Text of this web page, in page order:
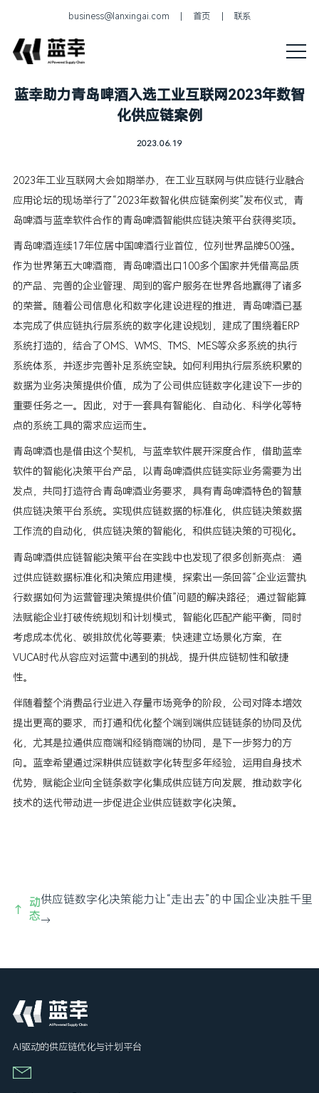
business@lanxingai.com 首页 联系
蓝幸助力青岛啤酒入选工业互联网2023年数智
化供应链案例
2023.06.19
2023年工业互联网大会如期举办，在工业互联网与供应链行业融合
应用论坛的现场举行了“2023年数智化供应链案例奖”发布仪式，青
岛啤酒与蓝幸软件合作的青岛啤酒智能供应链决策平台获得奖项。
青岛啤酒连续17年位居中国啤酒行业首位，位列世界品牌500强。
作为世界第五大啤酒商，青岛啤酒出口100多个国家并凭借高品质
的产品、完善的企业管理、周到的客户服务在世界各地赢得了诸多
的荣誉。随着公司信息化和数字化建设进程的推进，青岛啤酒已基
本完成了供应链执行层系统的数字化建设规划，建成了围绕着ERP
系统打造的，结合了OMS、WMS、TMS、MES等众多系统的执行
系统体系，并逐步完善补足系统空缺。如何利用执行层系统积累的
数据为业务决策提供价值，成为了公司供应链数字化建设下一步的
重要任务之一。因此，对于一套具有智能化、自动化、科学化等特
点的系统工具的需求应运而生。
青岛啤酒也是借由这个契机，与蓝幸软件展开深度合作，借助蓝幸
软件的智能化决策平台产品，以青岛啤酒供应链实际业务需要为出
发点，共同打造符合青岛啤酒业务要求，具有青岛啤酒特色的智慧
供应链决策平台系统。实现供应链数据的标准化，供应链决策数据
工作流的自动化，供应链决策的智能化，和供应链决策的可视化。
青岛啤酒供应链智能决策平台在实践中也发现了很多创新亮点：通
过供应链数据标准化和决策应用建模，探索出一条回答“企业运营执
行数据如何为运营管理决策提供价值”问题的解决路径；通过智能算
法赋能企业打破传统规划和计划模式，智能化匹配产能平衡，同时
考虑成本优化、碳排放优化等要素；快速建立场景化方案，在
VUCA时代从容应对运营中遇到的挑战，提升供应链韧性和敏捷
性。
伴随着整个消费品行业进入存量市场竞争的阶段，公司对降本增效
提出更高的要求，而打通和优化整个端到端供应链链条的协同及优
化，尤其是拉通供应商端和经销商端的协同，是下一步努力的方
向。蓝幸希望通过深耕供应链数字化转型多年经验，运用自身技术
优势，赋能企业向全链条数字化集成供应链方向发展，推动数字化
技术的迭代带动进一步促进企业供应链数字化决策。
→
动
态
供应链数字化决策能力让“走出去”的中国企业决胜千里
→
AI驱动的供应链优化与计划平台